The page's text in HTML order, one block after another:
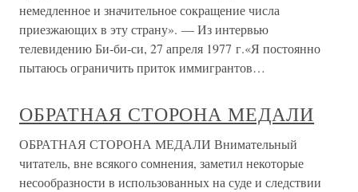
немедленное и значительное сокращение числа
приезжающих в эту страну». — Из интервью
телевидению Би-би-си, 27 апреля 1977 г.«Я постоянно
пытаюсь ограничить приток иммигрантов…
ОБРАТНАЯ СТОРОНА МЕДАЛИ
ОБРАТНАЯ СТОРОНА МЕДАЛИ Внимательный
читатель, вне всякого сомнения, заметил некоторые
несообразности в использованных на суде и следствии